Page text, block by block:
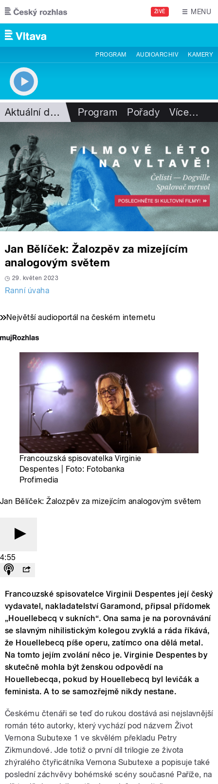
Přejít k hlavnímu obsahu
ŽIVĚ MENU
PROGRAM AUDIOARCHIV KAMERY
Aktuální dění Program Pořady Více…
Jan Bělíček: Žalozpěv za mizejícím
analogovým světem
29. květen 2023
Ranní úvaha
Největší audioportál na českém internetu
Francouzská spisovatelka Virginie
Despentes | Foto: Fotobanka
Profimedia
Jan Bělíček: Žalozpěv za mizejícím analogovým světem
4:55
Francouzské spisovatelce Virginii Despentes její český
vydavatel, nakladatelství Garamond, připsal přídomek
„Houellebecq v sukních“. Ona sama je na porovnávání
se slavným nihilistickým kolegou zvyklá a ráda říkává,
že Houellebecq píše operu, zatímco ona dělá metal.
Na tomto jejím zvolání něco je. Virginie Despentes by
skutečně mohla být ženskou odpovědí na
Houellebecqa, pokud by Houellebecq byl levičák a
feminista. A to se samozřejmě nikdy nestane.
Českému čtenáři se teď do rukou dostává asi nejslavnější
román této autorky, který vychází pod názvem Život
Vernona Subutexe 1 ve skvělém překladu Petry
Zikmundové. Jde totiž o první díl trilogie ze života
zhýralého čtyřicátníka Vernona Subutexe a popisuje také
poslední záchvěvy bohémské scény současné Paříže, na